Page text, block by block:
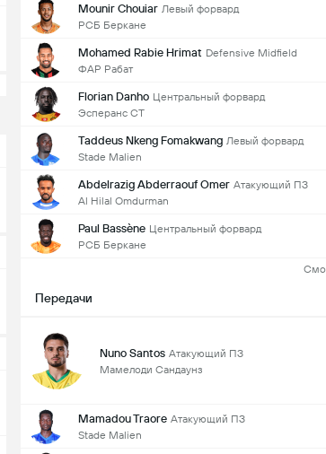
Mounir Chouiar Левый форвард
РСБ Беркане
Mohamed Rabie Hrimat Defensive Midfield
ФАР Рабат
Florian Danho Центральный форвард
Эсперанс СТ
Taddeus Nkeng Fomakwang Левый форвард
Stade Malien
Abdelrazig Abderraouf Omer Атакующий ПЗ
Al Hilal Omdurman
Paul Bassène Центральный форвард
РСБ Беркане
Передачи
Nuno Santos Атакующий ПЗ
Мамелоди Сандаунз
Mamadou Traore Атакующий ПЗ
Stade Malien